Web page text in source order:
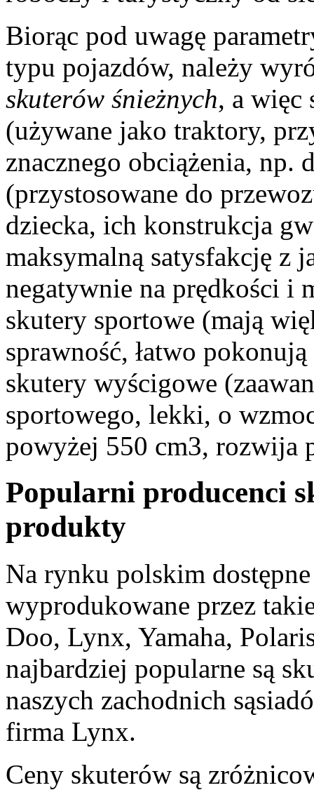
Biorąc pod uwagę
typu pojazdów, należy
skuterów śnieżnych, a więc
(używane jako traktory,
znacznego obciążenia, np.
(przystosowane do
dziecka, ich konstrukcja
maksymalną satysfakcję z
negatywnie na prędkości i
skutery sportowe (mają
sprawność, łatwo
skutery wyścigowe
sportowego, lekki, o
powyżej 550 cm3, rozwija
Popularni producenci
produkty
Na rynku polskim
wyprodukowane przez
Doo, Lynx, Yamaha,
najbardziej popularne są
naszych zachodnich
firma Lynx.
Ceny skuterów są